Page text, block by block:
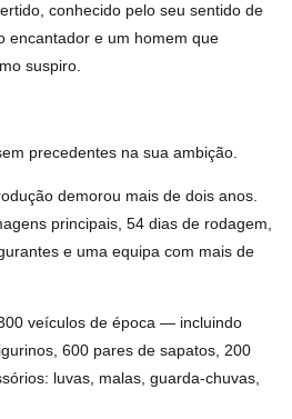
conhecido pelo seu sentido de
encantador e um homem que
suspiro.
precedentes na sua ambição.
demorou mais de dois anos.
principais, 54 dias de rodagem,
e uma equipa com mais de
veículos de época — incluindo
600 pares de sapatos, 200
luvas, malas, guarda-chuvas,